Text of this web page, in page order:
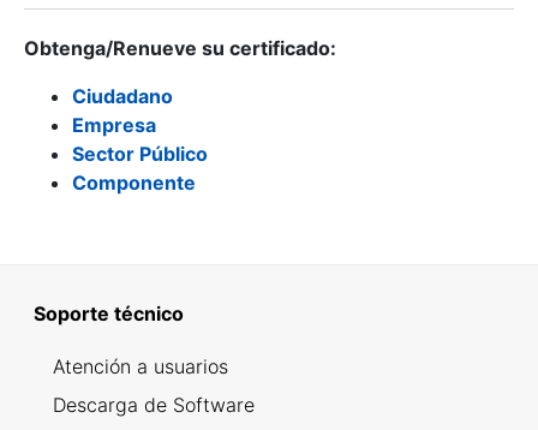
Obtenga/Renueve su certificado:
Ciudadano
Empresa
Sector Público
Componente
Soporte técnico
Atención a usuarios
Descarga de Software